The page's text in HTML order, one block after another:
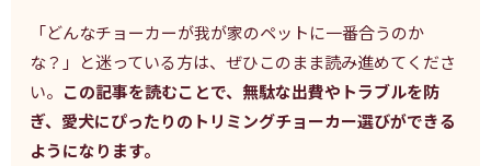
「どんなチョーカーが我が家のペットに一番合うのか
な？」と迷っている方は、ぜひこのまま読み進めてくださ
い。 この記事を読むことで、無駄な出費やトラブルを防
ぎ、愛犬にぴったりのトリミングチョーカー選びができる
ようになります。